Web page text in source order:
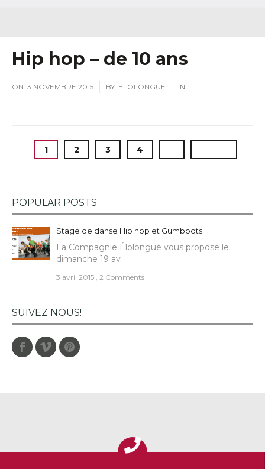
Hip hop – de 10 ans
ON: 3 NOVEMBRE 2015 BY: ELOLONGUE IN:
1 2 3 4
POPULAR POSTS
Stage de danse Hip hop et Gumboots
La Compagnie Élolonguè vous propose le
dimanche 19 av
3 avril 2015 , 2 Comments
SUIVEZ NOUS!
Facebook
Vimeo